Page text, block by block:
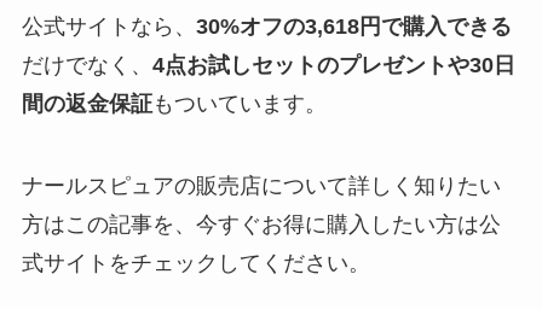
公式サイトなら、 30%オフの3,618円で購入できる
だけでなく、 4点お試しセットのプレゼントや30日
間の返金保証もついています。
ナールスピュアの販売店について詳しく知りたい
方はこの記事を、今すぐお得に購入したい方は公
式サイトをチェックしてください。